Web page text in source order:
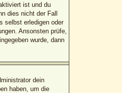
ist und du
dies nicht der Fall
selbst erledigen oder
Ansonsten prüfe,
wurde, dann
dein
haben, um die